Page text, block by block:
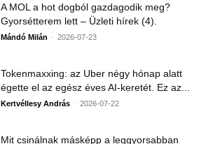
A MOL a hot dogból gazdagodik meg?
Gyorsétterem lett – Üzleti hírek (4).
Mándó Milán - 2026-07-23
Tokenmaxxing: az Uber négy hónap alatt
égette el az egész éves AI-keretét. Ez az...
Kertvéllesy András - 2026-07-22
Mit csinálnak másképp a leggyorsabban